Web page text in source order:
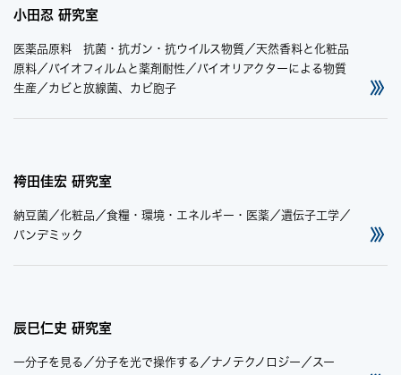
小田忍 研究室
医薬品原料 抗菌・抗ガン・抗ウイルス物質／天然香料と化粧品
原料／バイオフィルムと薬剤耐性／バイオリアクターによる物質
生産／カビと放線菌、カビ胞子
袴田佳宏 研究室
納豆菌／化粧品／食糧・環境・エネルギー・医薬／遺伝子工学／
パンデミック
辰巳仁史 研究室
一分子を見る／分子を光で操作する／ナノテクノロジー／スー